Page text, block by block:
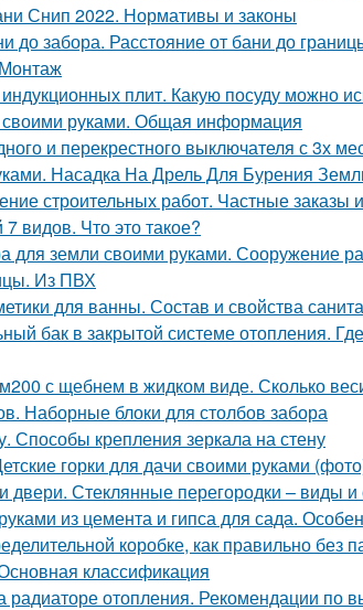
Снип 2022. Нормативы и законы
до забора. Расстояние от бани до
плит. Какую посуду можно
своими руками. Общая информация
и перекрестного выключателя с 3х
Насадка На Дрель Для Бурения
строительных работ. Частные заказы
видов. Что это такое?
для земли своими руками. Сооружение
Из ПВХ
для ванны. Состав и свойства
бак в закрытой системе отопления.
с щебнем в жидком виде. Сколько
Наборные блоки для столбов забора
Способы крепления зеркала на стену
горки для дачи своими руками
двери. Стеклянные перегородки – виды и
из цемента и гипса для сада.
коробке, как правильно без
классификация
радиаторе отопления. Рекомендации по